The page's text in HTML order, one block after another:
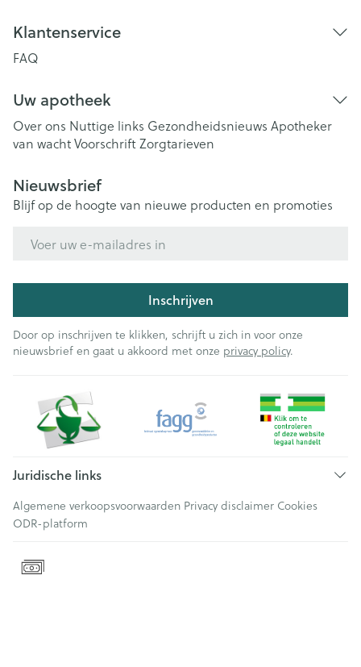
Klantenservice
FAQ
Uw apotheek
Over ons Nuttige links Gezondheidsnieuws Apotheker
van wachtVoorschriftZorgtarieven
Nieuwsbrief
Blijf op de hoogte van nieuwe producten en promoties
Inschrijven
Door op inschrijven te klikken, schrijft u zich in voor onze
nieuwsbrief en gaat u akkoord met onze privacy policy.
Juridische links
Algemene verkoopsvoorwaarden Privacy disclaimer Cookies
ODR-platform